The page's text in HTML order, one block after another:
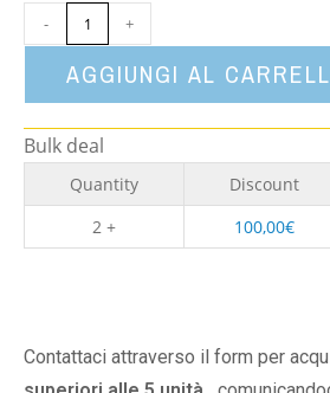
- +
AGGIUNGI AL
Bulk deal
Quantity Discount
2 +
100,00€
Contattaci attraverso il form per